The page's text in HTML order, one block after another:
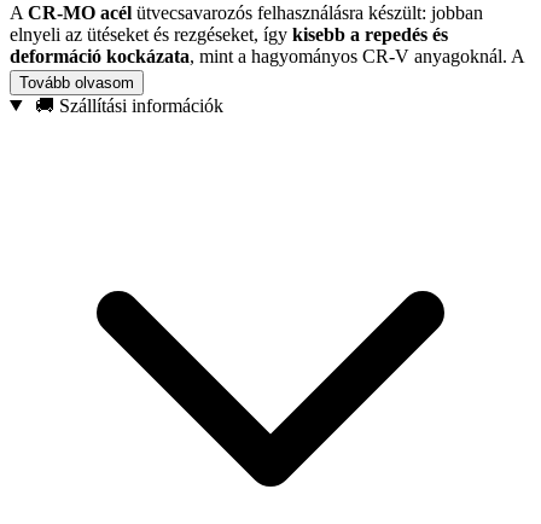
A CR-MO acél ütvecsavarozós felhasználásra készült: jobban
elnyeli az ütéseket és rezgéseket, így kisebb a repedés és
deformáció kockázata, mint a hagyományos CR-V anyagoknál. A
precíz illeszkedés csökkenti a megcsúszást, ezzel óvja a
csavarfejeket és biztonságosabb munkavégzést tesz lehetővé.
Tovább olvasom
🚚 Szállítási információk